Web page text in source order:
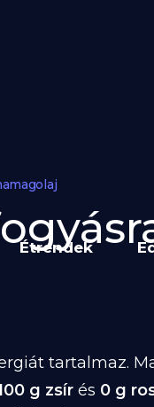
Étrendek
tartalmaz.
g zsír és 0 g